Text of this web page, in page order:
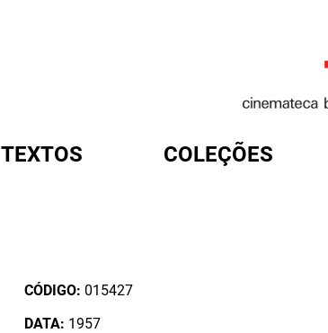
TEXTOS COLEÇÕES
CÓDIGO: 015427
DATA: 1957